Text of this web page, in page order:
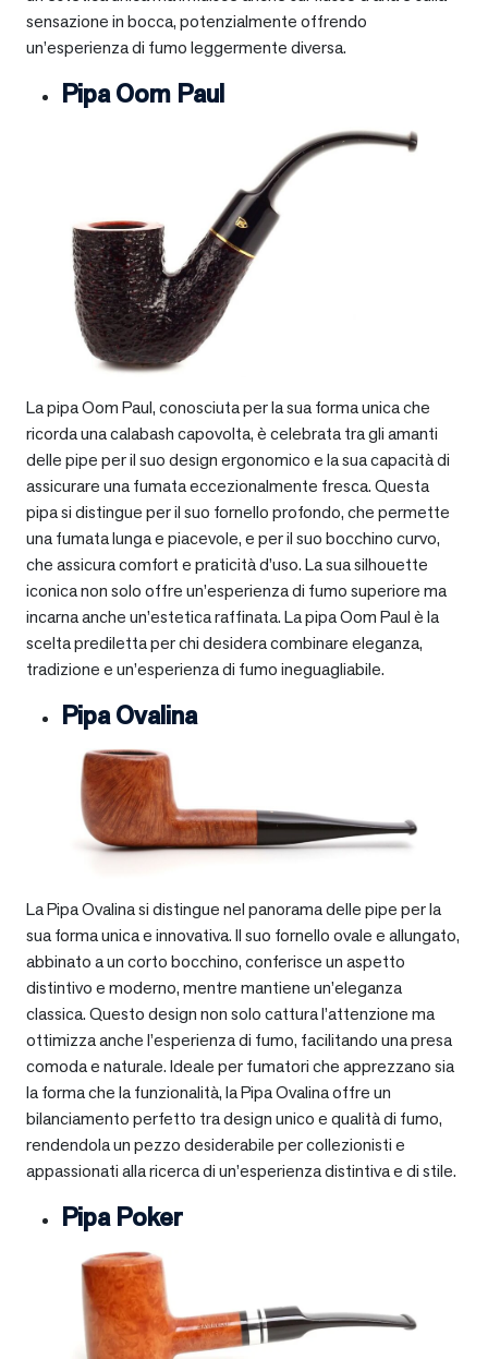
sensazione in bocca, potenzialmente offrendo
un’esperienza di fumo leggermente diversa.
Pipa Oom Paul
La pipa Oom Paul, conosciuta per la sua forma unica che
ricorda una calabash capovolta, è celebrata tra gli amanti
delle pipe per il suo design ergonomico e la sua capacità di
assicurare una fumata eccezionalmente fresca. Questa
pipa si distingue per il suo fornello profondo, che permette
una fumata lunga e piacevole, e per il suo bocchino curvo,
che assicura comfort e praticità d’uso. La sua silhouette
iconica non solo offre un’esperienza di fumo superiore ma
incarna anche un’estetica raffinata. La pipa Oom Paul è la
scelta prediletta per chi desidera combinare eleganza,
tradizione e un’esperienza di fumo ineguagliabile.
Pipa Ovalina
La Pipa Ovalina si distingue nel panorama delle pipe per la
sua forma unica e innovativa. Il suo fornello ovale e allungato,
abbinato a un corto bocchino, conferisce un aspetto
distintivo e moderno, mentre mantiene un’eleganza
classica. Questo design non solo cattura l’attenzione ma
ottimizza anche l’esperienza di fumo, facilitando una presa
comoda e naturale. Ideale per fumatori che apprezzano sia
la forma che la funzionalità, la Pipa Ovalina offre un
bilanciamento perfetto tra design unico e qualità di fumo,
rendendola un pezzo desiderabile per collezionisti e
appassionati alla ricerca di un’esperienza distintiva e di stile.
Pipa Poker